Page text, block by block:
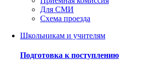
Для СМИ
Схема проезда
Школьникам и учителям
Подготовка к поступлению